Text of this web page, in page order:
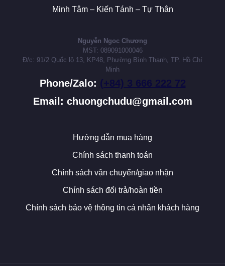
Minh Tâm – Kiến Tánh – Tự Thân
Nguyễn Ngoc Chương
MST: 089091000046
Đ/c: 91/2 Quốc lộ 13, KP48, Phường Bình Thạnh, TP. Hồ Chí
Minh
Phone/Zalo:
Email: chuongchudu@gmail.com
Hướng dẫn mua hàng
Chính sách thanh toán
Chính sách vận chuyển/giao nhận
Chính sách đổi trả/hoàn tiền
Chính sách bảo vệ thông tin cá nhân khách hàng